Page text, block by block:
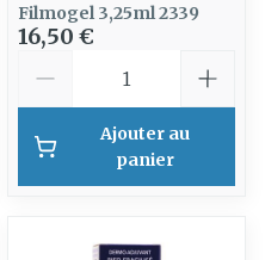
Filmogel 3,25ml 2339
16,50 €
Ajouter au
panier